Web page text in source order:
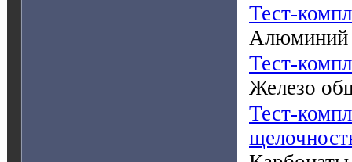
Тест-
Алюминий
Тест-
Железо
Тест-